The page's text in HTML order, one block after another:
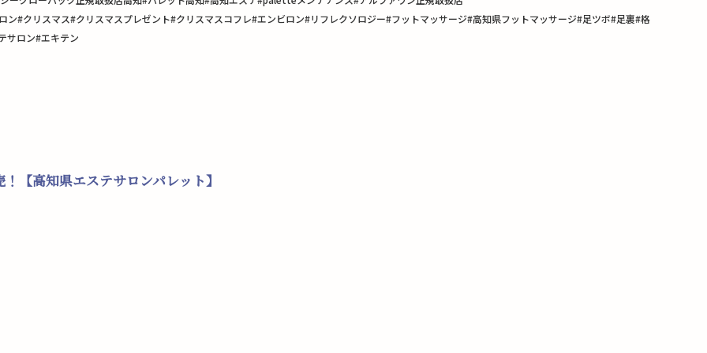
リスマス#クリスマスプレゼント#クリスマスコフレ#エンビロン#リフレクソロジー#フットマッサージ#高知県フットマッサージ#足ツボ#足裏#格
サロン#エキテン
【高知県エステサロンパレット】